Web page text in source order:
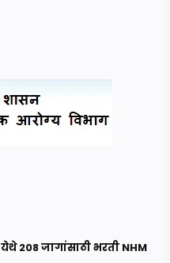
208 जागांसाठी भरती NHM